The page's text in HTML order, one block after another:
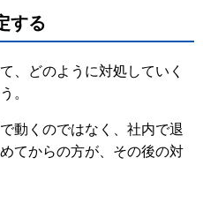
する
、どのように対処していく
。
動くのではなく、社内で退
てからの方が、その後の対